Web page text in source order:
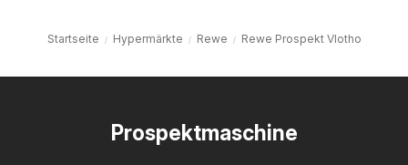
Startseite Hypermärkte Rewe Rewe Prospekt Vlotho
Prospektmaschine